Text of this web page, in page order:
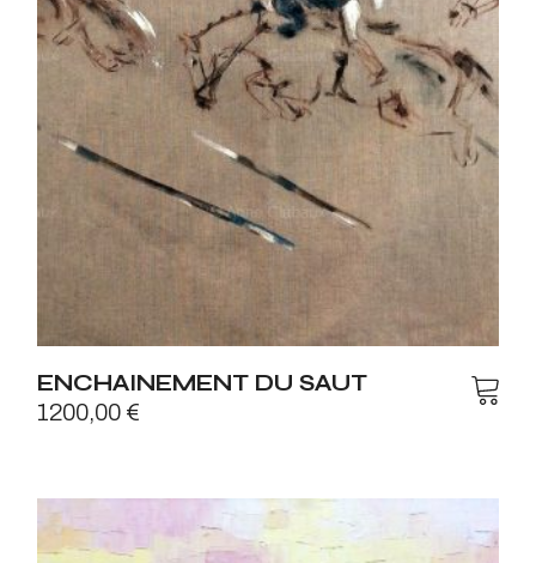
ENCHAINEMENT DU SAUT
1200,00 €